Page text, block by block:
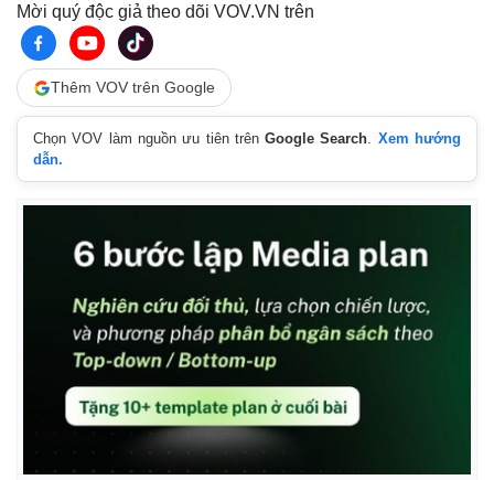
Mời quý độc giả theo dõi VOV.VN trên
Thêm VOV trên Google
Chọn VOV làm nguồn ưu tiên trênGoogle Search. Xem hướng
dẫn.